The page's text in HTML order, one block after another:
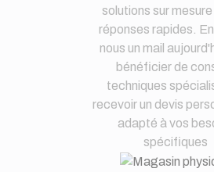
solutions sur
réponses rapides.
nous un mail
bénéficier de
techniques
recevoir un devis
adapté à vos
spécifiques